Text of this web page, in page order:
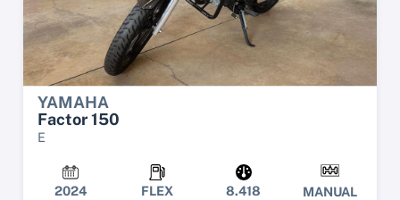
YAMAHA
Factor 150
E
2024 FLEX 8.418 MANUAL